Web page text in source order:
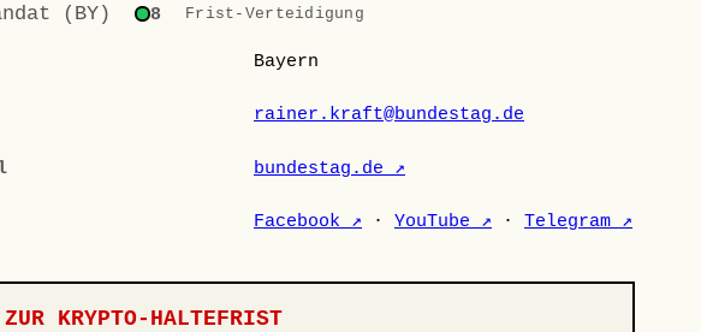
(BY) 8 Frist-Verteidigung
Bayern
rainer.kraft@bundestag.de
bundestag.de ↗
Facebook ↗ · YouTube ↗ · Telegram ↗
KRYPTO-HALTEFRIST